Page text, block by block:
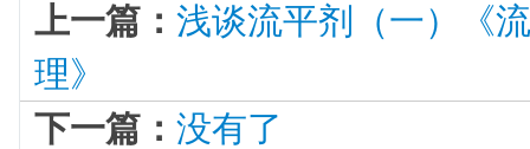
上一篇：浅谈流平剂（一）《
理》
下一篇：没有了